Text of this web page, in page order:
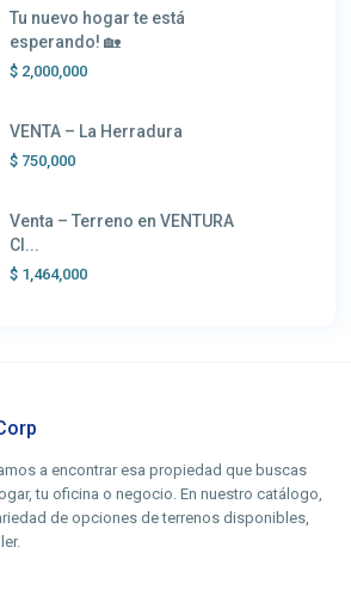
Tu nuevo hogar te está
esperando! 🏡
$ 2,000,000
VENTA – La Herradura
$ 750,000
Venta – Terreno en VENTURA
Cl...
$ 1,464,000
a encontrar esa propiedad que buscas
tu oficina o negocio. En nuestro catálogo,
de opciones de terrenos disponibles,